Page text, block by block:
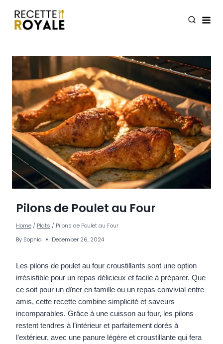
content
Pilons de Poulet au Four
Home / Plats / Pilons de Poulet au Four
By Sophia December 26, 2024
Les pilons de poulet au four croustillants sont une option
irrésistible pour un repas délicieux et facile à préparer. Que
ce soit pour un dîner en famille ou un repas convivial entre
amis, cette recette combine simplicité et saveurs
incomparables. Grâce à une cuisson au four, les pilons
restent tendres à l’intérieur et parfaitement dorés à
l’extérieur, avec une panure légère et croustillante qui fera